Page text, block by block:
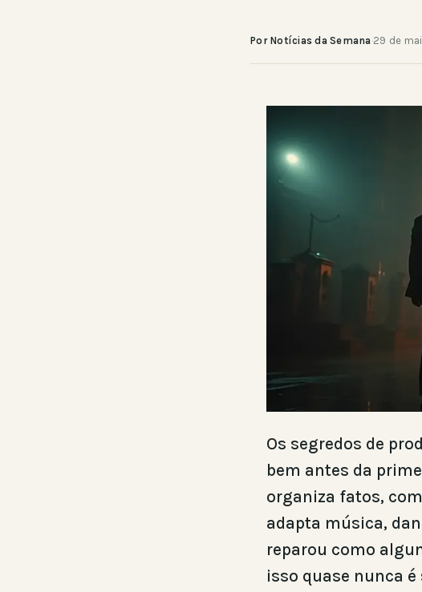
Por Notícias da Semana ·29 de
Os segredos de
bem antes da
organiza fatos,
adapta música,
reparou como
isso quase nunca é